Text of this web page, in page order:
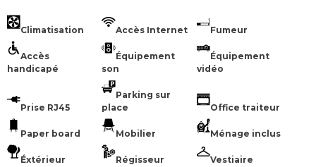
Climatisation Accès Internet Fumeur
Accès
handicapé
Équipement
son
Équipement
vidéo
Prise RJ45
Parking sur
place
Office traiteur
Paper board Mobilier Ménage inclus
Éxtérieur Régisseur Vestiaire